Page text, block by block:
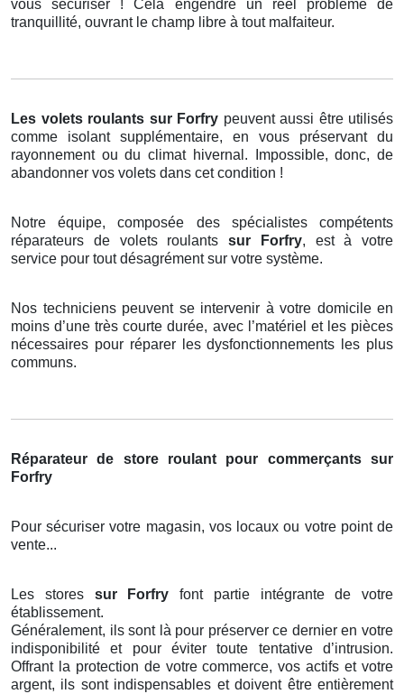
vous sécuriser ! Cela engendre un réel problème de
tranquillité, ouvrant le champ libre à tout malfaiteur.
Les volets roulants sur Forfry peuvent aussi être utilisés
comme isolant supplémentaire, en vous préservant du
rayonnement ou du climat hivernal. Impossible, donc, de
abandonner vos volets dans cet condition !
Notre équipe, composée des spécialistes compétents
réparateurs de volets roulants sur Forfry, est à votre
service pour tout désagrément sur votre système.
Nos techniciens peuvent se intervenir à votre domicile en
moins d’une très courte durée, avec l’matériel et les pièces
nécessaires pour réparer les dysfonctionnements les plus
communs.
Réparateur de store roulant pour commerçants sur
Forfry
Pour sécuriser votre magasin, vos locaux ou votre point de
vente...
Les stores sur Forfry font partie intégrante de votre
établissement.
Généralement, ils sont là pour préserver ce dernier en votre
indisponibilité et pour éviter toute tentative d’intrusion.
Offrant la protection de votre commerce, vos actifs et votre
argent, ils sont indispensables et doivent être entièrement